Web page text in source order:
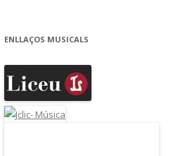
ENLLAÇOS MUSICALS